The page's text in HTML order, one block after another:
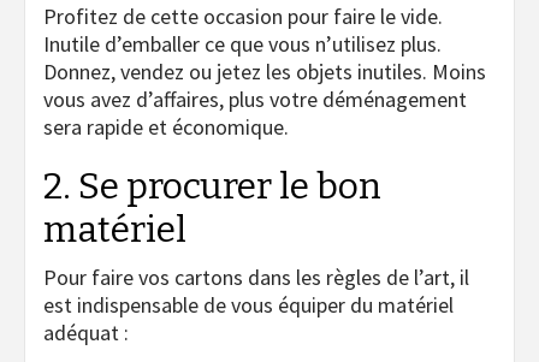
Profitez de cette occasion pour faire le vide.
Inutile d’emballer ce que vous n’utilisez plus.
Donnez, vendez ou jetez les objets inutiles. Moins
vous avez d’affaires, plus votre déménagement
sera rapide et économique.
2. Se procurer le bon
matériel
Pour faire vos cartons dans les règles de l’art, il
est indispensable de vous équiper du matériel
adéquat :